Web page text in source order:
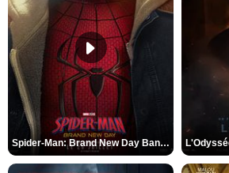
Spider-Man: Brand New Day Bande-annonce VO STFR